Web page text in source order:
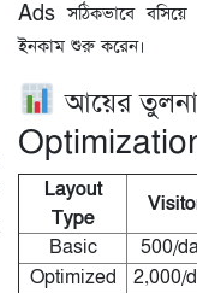
Ads সঠিকভাবে
ইনকাম শুরু করেন।
আয়ের
Layout
Type
Basic
500/
Optimized
2,000/